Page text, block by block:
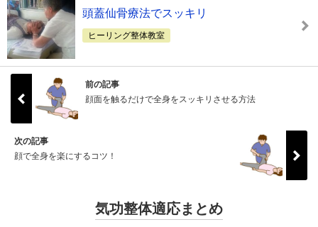
頭蓋仙骨療法でスッキリ
ヒーリング整体教室
前の記事
顔面を触るだけで全身をスッキリさせる方法
次の記事
顔で全身を楽にするコツ！
気功整体適応まとめ